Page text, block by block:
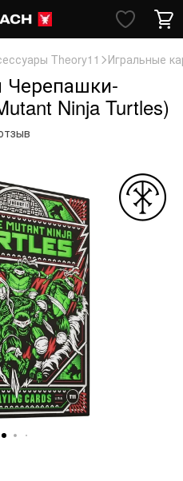
Theory11 Игральные
Черепашки-
Ninja Turtles)